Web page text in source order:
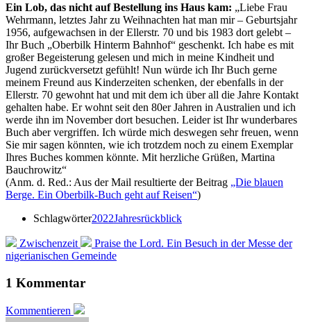
Ein Lob, das nicht auf Bestellung ins Haus kam: „Liebe Frau
Wehrmann, letztes Jahr zu Weihnachten hat man mir – Geburtsjahr
1956, aufgewachsen in der Ellerstr. 70 und bis 1983 dort gelebt –
Ihr Buch „Oberbilk Hinterm Bahnhof“ geschenkt. Ich habe es mit
großer Begeisterung gelesen und mich in meine Kindheit und
Jugend zurückversetzt gefühlt! Nun würde ich Ihr Buch gerne
meinem Freund aus Kinderzeiten schenken, der ebenfalls in der
Ellerstr. 70 gewohnt hat und mit dem ich über all die Jahre Kontakt
gehalten habe. Er wohnt seit den 80er Jahren in Australien und ich
werde ihn im November dort besuchen. Leider ist Ihr wunderbares
Buch aber vergriffen. Ich würde mich deswegen sehr freuen, wenn
Sie mir sagen könnten, wie ich trotzdem noch zu einem Exemplar
Ihres Buches kommen könnte. Mit herzliche Grüßen, Martina
Bauchrowitz“
(Anm. d. Red.: Aus der Mail resultierte der Beitrag „Die blauen
Berge. Ein Oberbilk-Buch geht auf Reisen“)
Schlagwörter2022Jahresrückblick
Zwischenzeit
Praise the Lord. Ein Besuch in der Messe der
nigerianischen Gemeinde
1 Kommentar
Kommentieren